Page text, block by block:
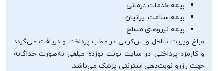
بیمه خدمات درمانی
بیمه سلامت ایرانیان
بیمه نیروهای مسلح
مبلغ ویزیت ساحل ویس‌کرمی در مطب پرداخت و دریافت می‌گردد
و کارمزد پرداختی در سایت نوبت نوزده مبلغی به‌صورت جداگانه
جهت رزرو نوبت‌دهی اینترنتی پزشک می‌باشد.